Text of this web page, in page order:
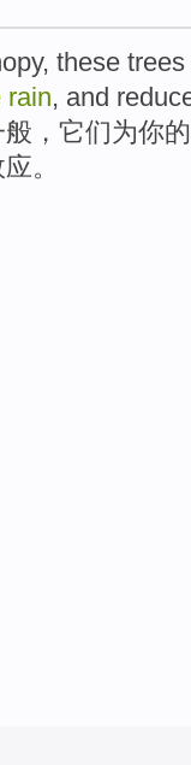
, these trees
rain, and
， 它们为你的
。